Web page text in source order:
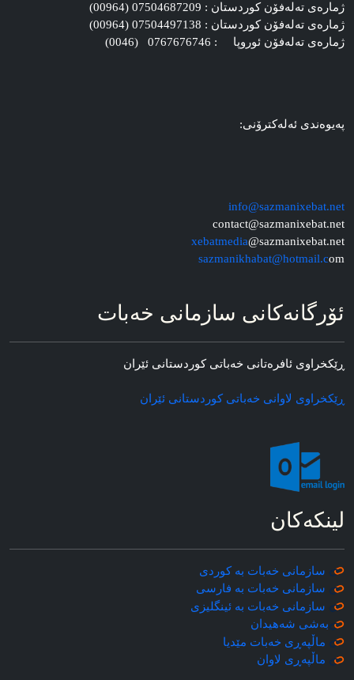
ژماره‌ی ته‌له‌فۆن کوردستان : 07504687209 (00964)
ژماره‌ی ته‌له‌فۆن کوردستان : 07504497138 (00964)
ژماره‌ی ته‌له‌فۆن ئوروپا : 0767676746 (0046)
په‌یوه‌ندی ئه‌له‌کترۆنی:
info@sazmanixebat.net
contact@sazmanixebat.net
xebatmedia@sazmanixebat.net
sazmanikhabat@hotmail.com
ئۆرگانه‌کانی سازمانی خه‌بات
ڕێکخراوی ئافره‌تانی خه‌باتی کوردستانی ئێران
ڕێکخراوی لاوانی خه‌باتی کوردستانی ئێران
لینکه‌کان
سازمانی خه‌بات به کوردی
سازمانی خه‌بات به فارسی
سازمانی خه‌بات به ئینگلیزی
به‌شی شه‌هیدان
ماڵپه‌ڕی خه‌بات مێدیا
ماڵپه‌ڕی لاوان